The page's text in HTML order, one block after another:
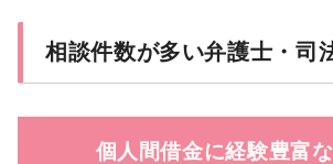
相談件数が多い弁護士・司
個人間借金に経験豊富